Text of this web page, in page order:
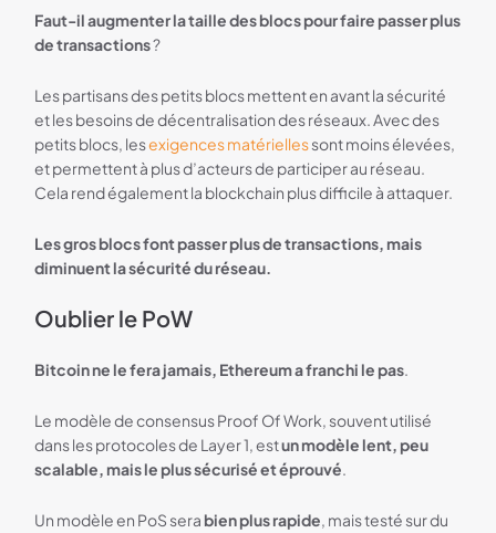
Faut-il augmenter la taille des blocs pour faire passer plus
de transactions?
Les partisans des petits blocs mettent en avant la sécurité
et les besoins de décentralisation des réseaux. Avec des
petits blocs, lesexigences matériellessont moins élevées,
et permettent à plus d’acteurs de participer au réseau.
Cela rend également la blockchain plus difficile à attaquer.
Les gros blocs font passer plus de transactions, mais
diminuent la sécurité du réseau.
Oublier le PoW
Bitcoin ne le fera jamais, Ethereum a franchi le pas.
Le modèle de consensus Proof Of Work, souvent utilisé
dans les protocoles de Layer 1, estun modèle lent, peu
scalable, mais le plus sécurisé et éprouvé.
Un modèle en PoS sera bien plus rapide, mais testé sur du